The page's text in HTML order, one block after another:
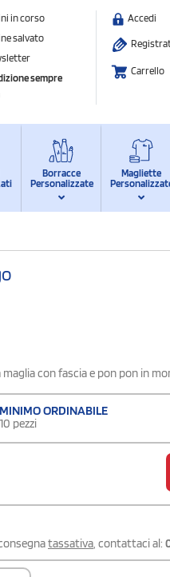
in corso
salvato
sempre
Accedi
Carrello
Borracce
Personalizzate
Magliette
con fascia e pon pon in
MINIMO ORDINABILE
10 pezzi
tassativa , contattaci al: